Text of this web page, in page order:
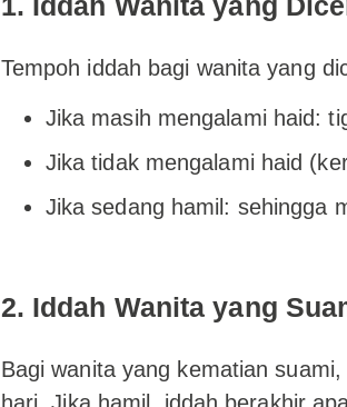
Tempoh iddah bagi wanita yang
Jika masih mengalami haid:
Jika tidak mengalami haid
Jika sedang hamil: sehingga
2. Iddah Wanita yang
Bagi wanita yang kematian